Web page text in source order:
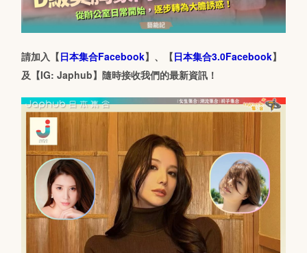
請加入【日本集合Facebook】、【日本集合3.0Facebook】
及【IG: Japhub】隨時接收我們的最新資訊！